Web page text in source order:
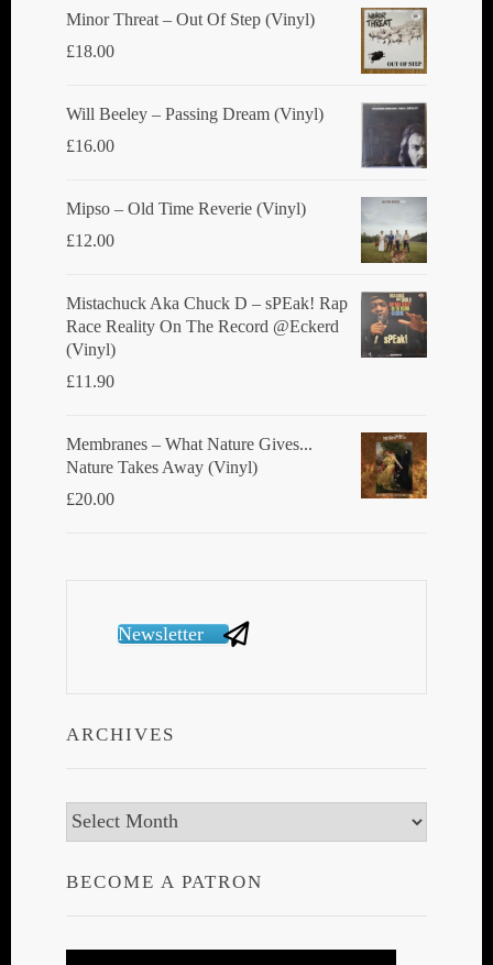
Minor Threat ‎– Out Of Step (Vinyl)
£18.00
Will Beeley ‎– Passing Dream (Vinyl)
£16.00
Mipso ‎– Old Time Reverie (Vinyl)
£12.00
Mistachuck Aka Chuck D ‎– sPEak! Rap
Race Reality On The Record @Eckerd
(Vinyl)
£11.90
Membranes ‎– What Nature Gives...
Nature Takes Away (Vinyl)
£20.00
Newsletter
ARCHIVES
Archives
BECOME A PATRON